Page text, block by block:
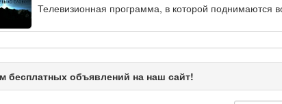
Телевизионная программа, в которой поднимаются
Энергия удачи
Музыкально-развлекательная программа «Энергия
бесплатных объявлений на наш сайт!